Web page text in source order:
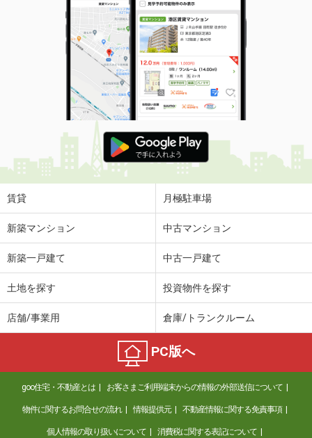
長野県松本市波田
価 格
5.10万円
住 所
長野県松本市波田
専有面積 51.05m²
間取り
2DK
長野県松本市浅間温泉２
価 格
4.90万円
住 所
長野県松本市浅間温泉２
専有面積
長野県松本市沢村３
5.20万円
長野県飯田市鼎切石
7.15万円
住 所
長野県飯田市鼎切石
専有面積 58.94m²
間取り
2LDK
長野県松本市平田西１
賃貸 月極駐車場
新築マンション 中古マンション
新築一戸建て 中古一戸建て
土地を探す 投資物件を探す
店舗/事業用 倉庫/トランクルーム
PC版へ
goo住宅・不動産とは お客さまご利用端末からの情報の外部送信について
物件に関するお問合せの流れ 情報提供元 不動産情報に関する免責事項
個人情報の取り扱いについて 消費税に関する表記について